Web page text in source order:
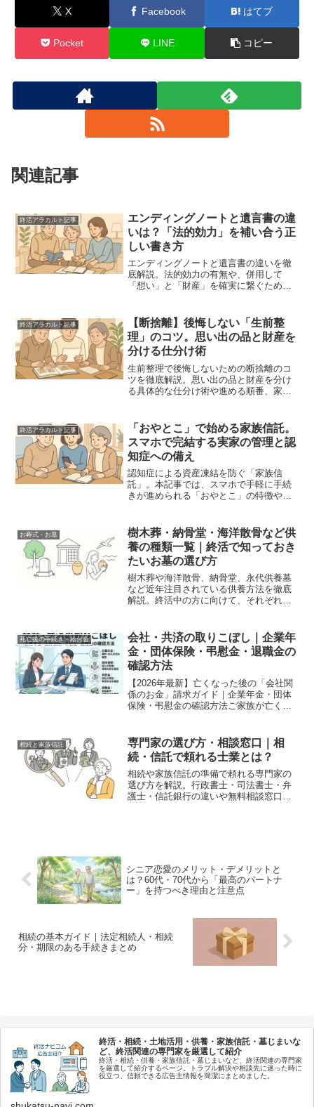
X Facebook はてブ
Pocket LINE コピー
関連記事
終活アラカルト記事
エンディングノートと遺言書の違
いは？「法的効力」を補い合う正
しい書き方
エンディングノートと遺言書の違いを徹
底解説。法的効力の有無や、併用して
「想い」と「財産」を確実に繋ぐための
知っておくべきポイントを網羅した実用
ガイドです。
終活アラカルト記事
【断捨離】後悔しない「生前整
理」のコツ。思い出の品と財産を
分ける仕分け術
生前整理で後悔しないための断捨離のコ
ツを徹底解説。思い出の品と財産を分け
る具体的な仕分け術や進める順番、家族
た、信頼感のある実務的なガイドです。
終活アラカルト記事
「おやとこ」で始める家族信託。
スマホで完結する実家の管理と認
知症への備え
認知症による資産凍結を防ぐ「家族信
託」。本記事では、スマホで手軽に手続
きが進められる「おやとこ」の特徴やメ
不安を感じている方必見の、信頼できる
完全ガイドです。
お葬式・お墓
樹木葬・納骨堂・海洋散骨など供
養の種類一覧｜終活で知っておき
たいお墓の選び方
樹木葬や海洋散骨、納骨堂、永代供養墓
など近年注目されている供養方法を徹底
解説。終活中の方に向けて、それぞれの
死亡後の手続き・給付金
会社・共済の取りこぼし｜企業年
金・団体保険・弔慰金・退職金の
確認方法
【2026年最新】亡くなった後の「会社関
係のお金」請求ガイド｜企業年金・団体
保険・弔慰金の確認方法ご家族が亡くな
れがちなのが「勤務先（または元勤務
先）から支払われるお金...
相続と家族信託
専門家の選び方・相談窓口｜相
続・信託で頼れる士業とは？
相続や家族信託の準備で頼れる専門家の
選び方を解説。行政書士・司法書士・弁
護士・信託銀行の違いや無料相談窓口の
シニア恋愛のメリット・デメリットと
は？60代・70代から「最高のパートナ
ー」を持つべき理由と注意点
相続の基本ガイド｜法定相続人・相続
分・期限のある手続きまとめ
終活・相続・土地活用・供養・家族信託・墓じまいな
ど、終活関連の専門家を厳選して紹介
終活・相続・供養・家族信託・墓じまいなど、終活関連の専門家
を厳選して紹介するページ。トラブル解決や相談先に迷った時に
役立つ、信頼できる広告主情報を簡潔にまとめました。